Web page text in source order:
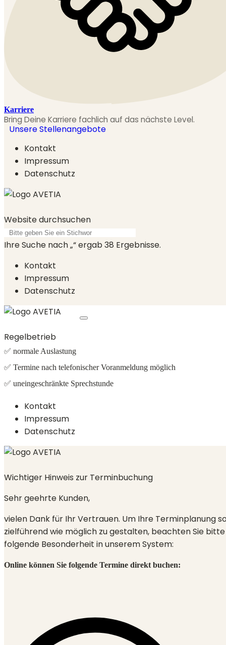
Karriere
Bring Deine Karriere fachlich auf das nächste Level.
Unsere Stellenangebote
Kontakt
Impressum
Datenschutz
Website durchsuchen
Ihre Suche nach „“ ergab38 Ergebnisse.
Kontakt
Impressum
Datenschutz
Regelbetrieb
✅ normale Auslastung
✅ Termine nach telefonischer Voranmeldung möglich
✅ uneingeschränkte Sprechstunde
Kontakt
Impressum
Datenschutz
Wichtiger Hinweis zur Terminbuchung
Sehr geehrte Kunden,
vielen Dank für Ihr Vertrauen. Um Ihre Terminplanung
zielführend wie möglich zu gestalten, beachten Sie bitte
folgende Besonderheit in unserem System:
Online können Sie folgende Termine direkt buchen: